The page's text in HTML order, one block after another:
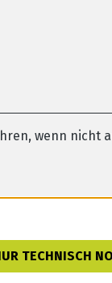
wenn nicht
TECHNISCH